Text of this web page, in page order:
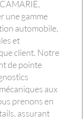
une gamme
automobile,
et
client. Notre
de pointe
aux
prenons en
assurant